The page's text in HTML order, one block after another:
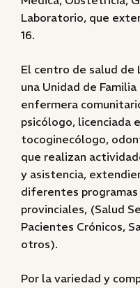
Laboratorio, que
16.
El centro de salud de
una Unidad de
enfermera
psicólogo, licenciada
tocoginecólogo,
que realizan
y asistencia,
diferentes
provinciales, (Salud
Pacientes Crónicos,
otros).
Por la variedad y